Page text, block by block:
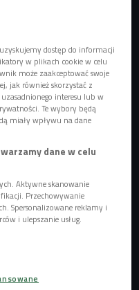
Press/East News
, to pochodząca z
za jedną z
hip-hopu. Karierę
, a jej talent dostrzegł
karierę. Na
dzięki albumom
Don't Cry"
, łącząc
.Paakiem
dostęp do informacji
w plikach cookie w celu
może zaakceptować swoje
jak również skorzystać z
interesu lub w
Te wybory będą
miały wpływu na dane
dane w celu
Aktywne skanowanie
Przechowywanie
Spersonalizowane reklamy i
i ulepszanie usług.